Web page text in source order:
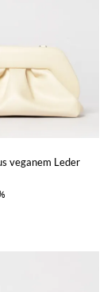
Riemen
veganem Leder